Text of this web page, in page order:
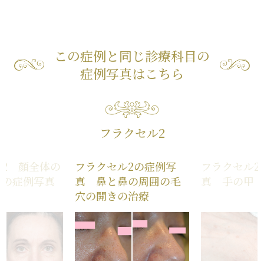
この症例と同じ診療科目の
症例写真はこちら
フラクセル2
2 顔全体の
症例写真
フラクセル2の症例写
真 鼻と鼻の周囲の毛
穴の開きの治療
フラクセル
真 手の甲